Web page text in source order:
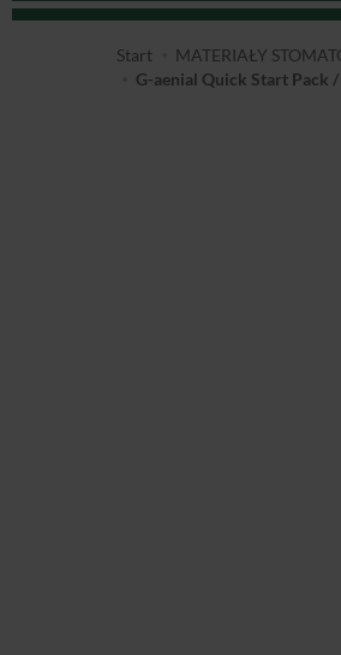
Start MATERIAŁY
G-aenial Quick Start Pack /